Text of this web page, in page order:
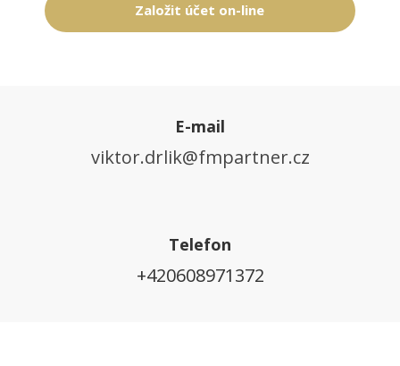
Založit účet on-line
E-mail
viktor.drlik@fmpartner.cz
Telefon
+420608971372